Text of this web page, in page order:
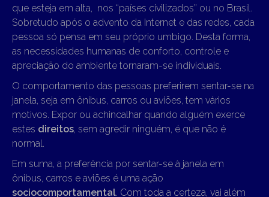
que esteja em alta, nos “países civilizados” ou no Brasil.
Sobretudo após o advento da Internet e das redes, cada
pessoa só pensa em seu próprio umbigo. Desta forma,
as necessidades humanas de conforto, controle e
apreciação do ambiente tornaram-se individuais.
O comportamento das pessoas preferirem sentar-se na
janela, seja em ônibus, carros ou aviões, tem vários
motivos. Expor ou achincalhar quando alguém exerce
estes direitos, sem agredir ninguém, é que não é
normal.
Em suma, a preferência por sentar-se à janela em
ônibus, carros e aviões é uma ação
sociocomportamental. Com toda a certeza, vai além